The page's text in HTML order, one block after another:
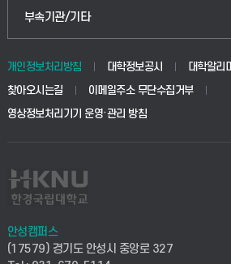
부속기관/기타
개인정보처리방침 대학정보공시 대학알리미
찾아오시는길
이메일주소 무단수집거부
영상정보처리기기 운영·관리 방침
안성캠퍼스
(17579) 경기도 안성시 중앙로 327